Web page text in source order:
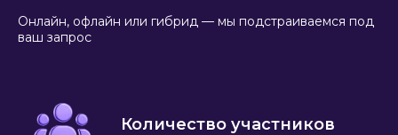
Онлайн, офлайн или гибрид — мы подстраиваемся под
ваш запрос
Количество участников